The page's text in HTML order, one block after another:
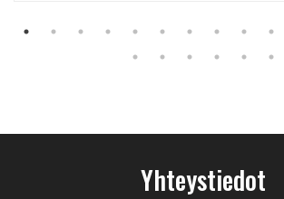
Yhteystiedot